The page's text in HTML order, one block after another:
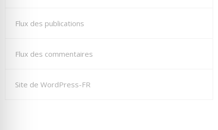
Flux des publications
Flux des commentaires
Site de WordPress-FR